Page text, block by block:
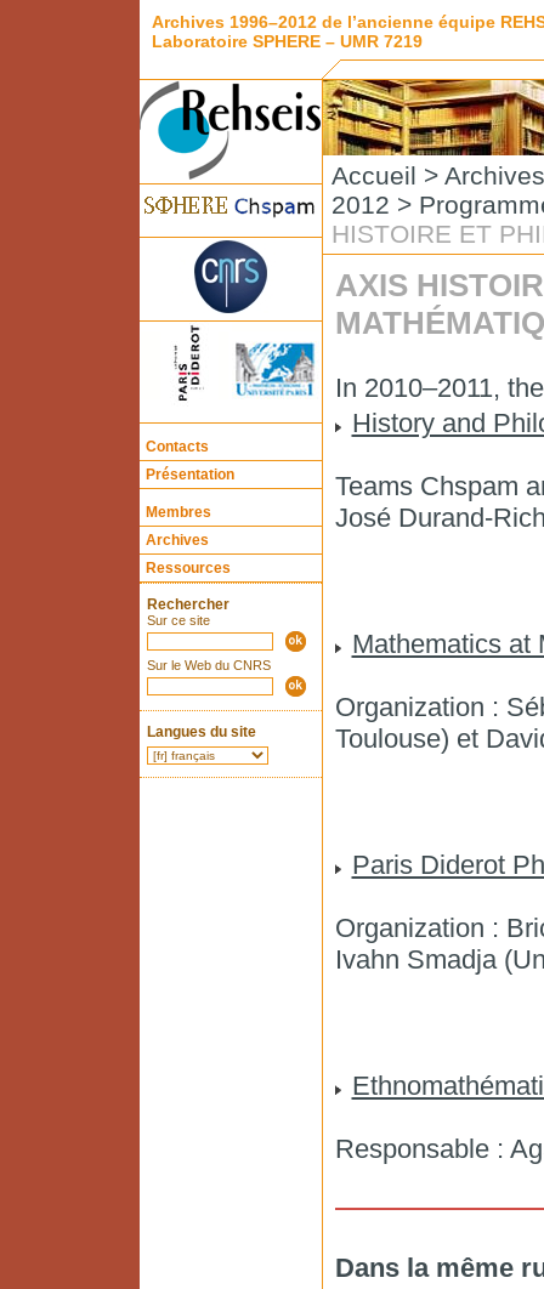
Archives 1996–2012 de l’ancienne équipe
Laboratoire SPHERE – UMR 7219
Contacts
Présentation
Membres
Archives
Ressources
Rechercher
Sur ce site
Sur le Web du CNRS
Langues du site
Accueil > Archives
2012 >
HISTOIRE ET
AXIS
In 2010–2011,
History and
Teams Chspam
José Durand-
Mathematics at
Organization :
Toulouse) et
Paris Diderot
Organization :
Ivahn Smadja
Responsable :
Dans la même